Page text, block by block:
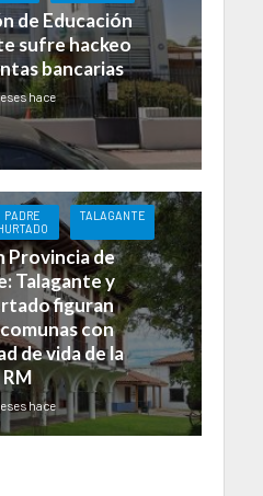
de Educación
sufre hackeo
bancarias
hace
PADRE
TALAGANTE
Provincia de
Talagante y
figuran
con
de vida de la
RM
hace